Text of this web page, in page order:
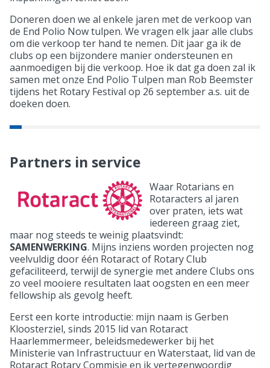
Doneren doen we al enkele jaren met de verkoop van
de End Polio Now tulpen. We vragen elk jaar alle clubs
om die verkoop ter hand te nemen. Dit jaar ga ik de
clubs op een bijzondere manier ondersteunen en
aanmoedigen bij die verkoop. Hoe ik dat ga doen zal ik
samen met onze End Polio Tulpen man Rob Beemster
tijdens het Rotary Festival op 26 september a.s. uit de
doeken doen.
Partners in service
Waar Rotarians en
Rotaracters al jaren
over praten, iets wat
iedereen graag ziet,
maar nog steeds te weinig plaatsvindt:
SAMENWERKING. Mijns inziens worden projecten nog
veelvuldig door één Rotaract of Rotary Club
gefaciliteerd, terwijl de synergie met andere Clubs ons
zo veel mooiere resultaten laat oogsten en een meer
fellowship als gevolg heeft.
Eerst een korte introductie: mijn naam is Gerben
Kloosterziel, sinds 2015 lid van Rotaract
Haarlemmermeer, beleidsmedewerker bij het
Ministerie van Infrastructuur en Waterstaat, lid van de
Rotaract Rotary Commisie en ik vertegenwoordig